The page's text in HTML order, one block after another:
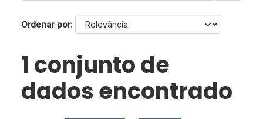
Ordenar por
1 conjunto de
dados encontrado